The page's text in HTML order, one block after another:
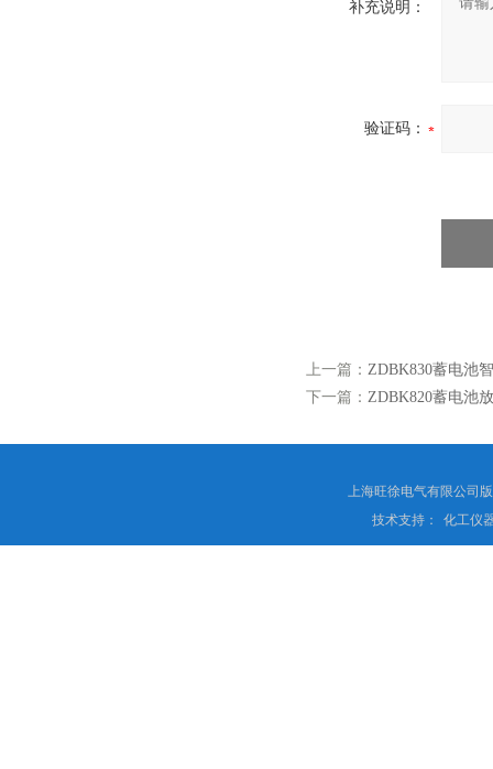
补充说明：
验证码：
上一篇： ZDBK830蓄电池
下一篇： ZDBK820蓄电池
上海旺徐电气有限公司
技术支持：
化工仪